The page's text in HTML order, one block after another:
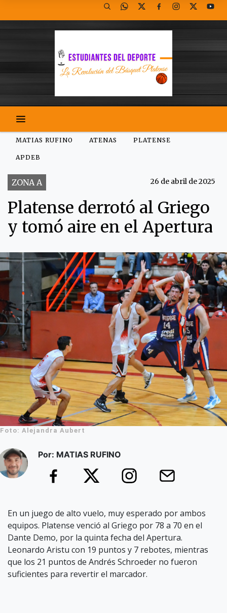
MATIAS RUFINO ATENAS PLATENSE
APDEB
ZONA A 26 de abril de 2025
Platense derrotó al Griego
y tomó aire en el Apertura
Foto: Alejandra Aubert
Por: MATIAS RUFINO
En un juego de alto vuelo, muy esperado por ambos
equipos. Platense venció al Griego por 78 a 70 en el
Dante Demo, por la quinta fecha del Apertura.
Leonardo Aristu con 19 puntos y 7 rebotes, mientras
que los 21 puntos de Andrés Schroeder no fueron
suficientes para revertir el marcador.